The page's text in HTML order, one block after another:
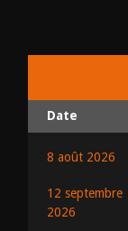
Date
8 août 2026
12 septembre
2026